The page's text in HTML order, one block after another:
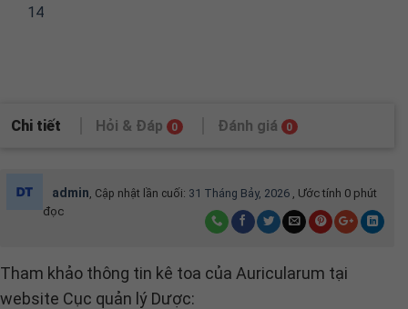
14
Chi tiết Hỏi & Đáp 0 Đánh giá 0
admin, Cập nhật lần cuối: 31 Tháng Bảy, 2026 , Ước tính 0 phút
đọc
Tham khảo thông tin kê toa của Auricularum tại
website Cục quản lý Dược: